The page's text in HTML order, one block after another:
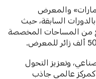
والمعرض
السابقة، حيث
68 ألف متر مربع من المساحات المخصصة
وتعزيز التحول
كمركز عالمي جاذب